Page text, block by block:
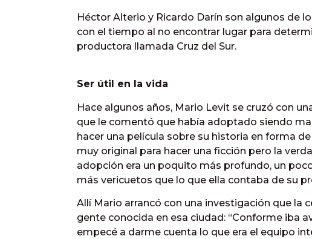
Héctor Alterio y Ricardo Darín son algunos de
con el tiempo al no encontrar lugar para
productora llamada Cruz del Sur.
Ser útil en la vida
Hace algunos años, Mario Levit se cruzó con
que le comentó que había adoptado siendo
hacer una película sobre su historia en forma
muy original para hacer una ficción pero la
adopción era un poquito más profundo, un
más vericuetos que lo que ella contaba de su
Allí Mario arrancó con una investigación que la
gente conocida en esa ciudad: “Conforme iba
empecé a darme cuenta lo que era el equipo